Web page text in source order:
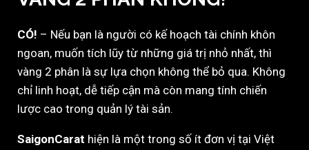
CÓ! – Nếu bạn là người có kế hoạch tài chính khôn
ngoan, muốn tích lũy từ những giá trị nhỏ nhất, thì
vàng 2 phân là sự lựa chọn không thể bỏ qua. Không
chỉ linh hoạt, dễ tiếp cận mà còn mang tính chiến
lược cao trong quản lý tài sản.
SaigonCarat hiện là một trong số ít đơn vị tại Việt